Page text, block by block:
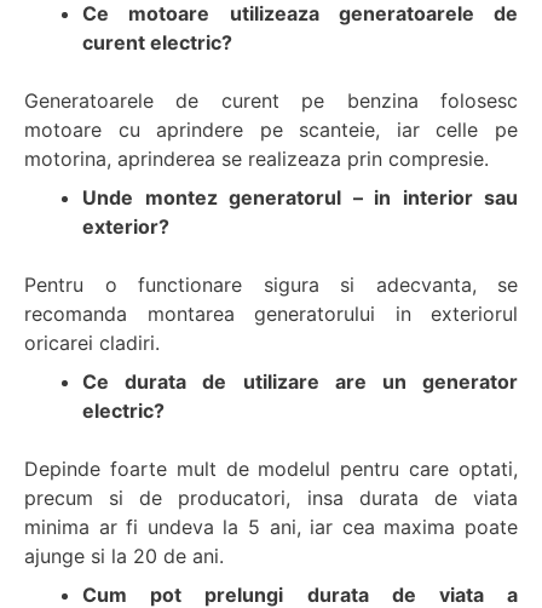
Ce motoare utilizeaza generatoarele de
curent electric?
Generatoarele de curent pe benzina folosesc
motoare cu aprindere pe scanteie, iar celle pe
motorina, aprinderea se realizeaza prin compresie.
Unde montez generatorul – in interior sau
exterior?
Pentru o functionare sigura si adecvanta, se
recomanda montarea generatorului in exteriorul
oricarei cladiri.
Ce durata de utilizare are un generator
electric?
Depinde foarte mult de modelul pentru care optati,
precum si de producatori, insa durata de viata
minima ar fi undeva la 5 ani, iar cea maxima poate
ajunge si la 20 de ani.
Cum pot prelungi durata de viata a